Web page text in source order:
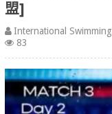
盟]
International
83